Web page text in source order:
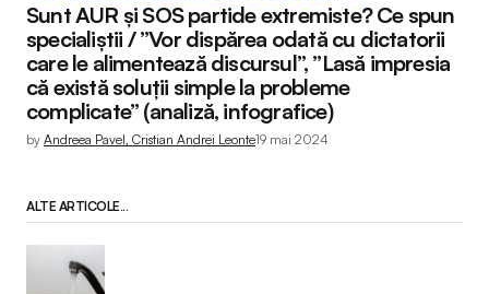
Sunt AUR și SOS partide extremiste? Ce spun
specialiștii / ”Vor dispărea odată cu dictatorii
care le alimentează discursul”, ”Lasă impresia
că există soluții simple la probleme
complicate” (analiză, infografice)
by Andreea Pavel, Cristian Andrei Leonte19 mai 2024
ALTE ARTICOLE...